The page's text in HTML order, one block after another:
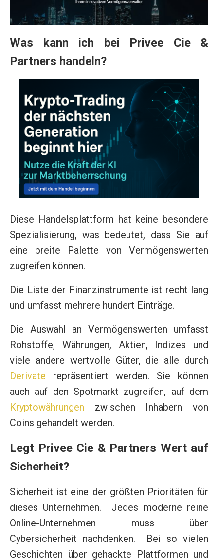
Was kann ich bei Privee Cie &
Partners handeln?
Diese Handelsplattform hat keine besondere
Spezialisierung, was bedeutet, dass Sie auf
eine breite Palette von Vermögenswerten
zugreifen können.
Die Liste der Finanzinstrumente ist recht lang
und umfasst mehrere hundert Einträge.
Die Auswahl an Vermögenswerten umfasst
Rohstoffe, Währungen, Aktien, Indizes und
viele andere wertvolle Güter, die alle durch
Derivate repräsentiert werden. Sie können
auch auf den Spotmarkt zugreifen, auf dem
Kryptowährungen zwischen Inhabern von
Coins gehandelt werden.
Legt Privee Cie & Partners Wert auf
Sicherheit?
Sicherheit ist eine der größten Prioritäten für
dieses Unternehmen. Jedes moderne reine
Online-Unternehmen muss über
Cybersicherheit nachdenken. Bei so vielen
Geschichten über gehackte Plattformen und